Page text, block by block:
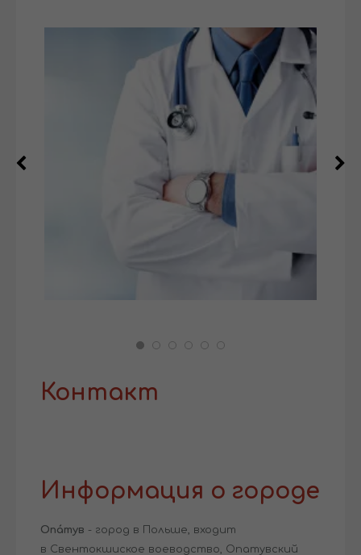
Контакт
Информация о городе
Опа́тув - город в Польше, входит
в Свентокшиское воеводство, Опатувский